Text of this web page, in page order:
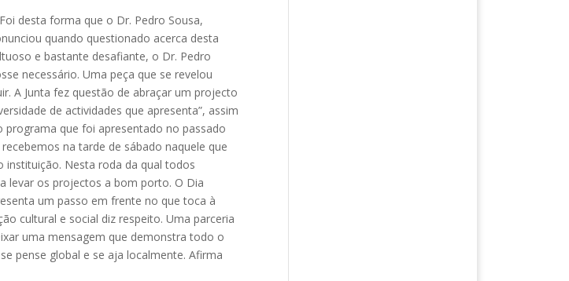
desta forma que o Dr. Pedro Sousa,
quando questionado acerca desta
e bastante desafiante, o Dr. Pedro
necessário. Uma peça que se revelou
A Junta fez questão de abraçar um projecto
de actividades que apresenta”, assim
programa que foi apresentado no passado
na tarde de sábado naquele que
Nesta roda da qual todos
levar os projectos a bom porto. O Dia
um passo em frente no que toca à
cultural e social diz respeito. Uma parceria
uma mensagem que demonstra todo o
pense global e se aja localmente. Afirma